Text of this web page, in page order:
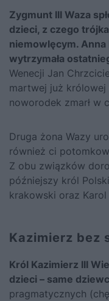
Zygmunt III Waza
dzieci, z czego
niemowlęcym. Anna
wytrzymała
Wenecji Jan
martwej już królowej
noworodek zmarł w
Druga żona Wazy
również ci
Z obu związków
późniejszy król
krakowski oraz Karol
Kazimierz bez
Król Kazimierz III
dzieci – same
pragmatycznych